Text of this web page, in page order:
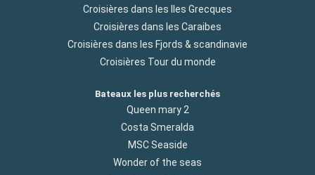
Croisières dans les Iles Grecques
Croisières dans les Caraibes
Croisières dans les Fjords & scandinavie
Croisières Tour du monde
Bateaux les plus recherchés
Queen mary 2
Costa Smeralda
MSC Seaside
Wonder of the seas